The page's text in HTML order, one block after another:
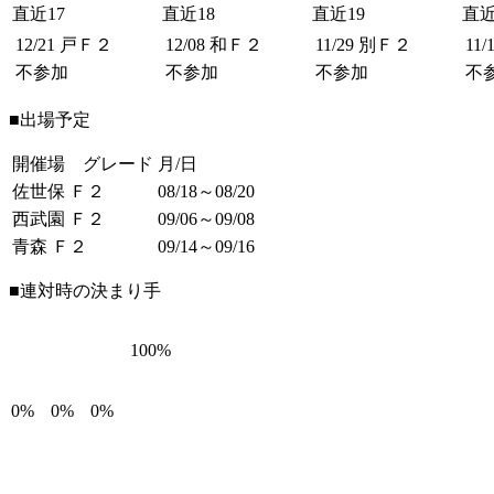
直近17
直近18 直近19
直
12/21 戸Ｆ２
不参加
12/08 和Ｆ２
不参加
11/29 別Ｆ２
不参加
11/
不
■出場予定
開催場 グレード 月/日
佐世保 Ｆ２
08/18～08/20
西武園 Ｆ２
09/06～09/08
青森 Ｆ２
09/14～09/16
■連対時の決まり手
0% 0% 0%
100%